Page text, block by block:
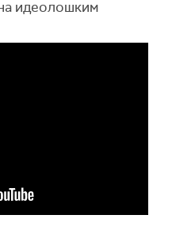
идеолошким